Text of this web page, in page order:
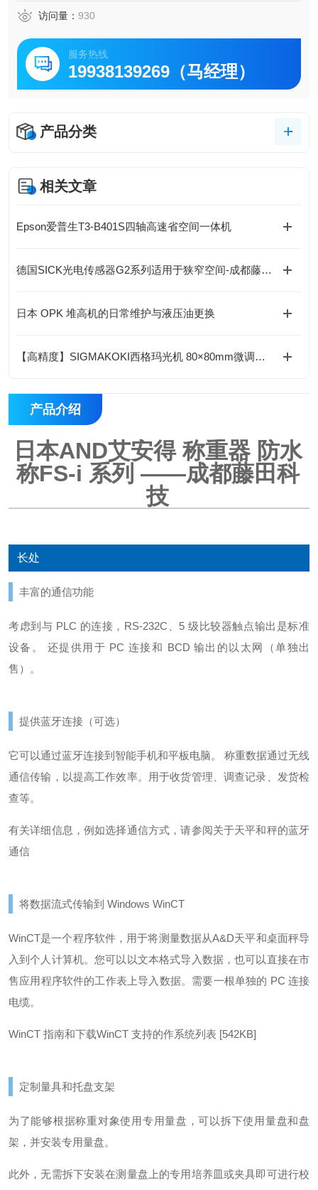
・响应时间约为 1 秒（AD-42
访问量： 930
服务热线
19938139269（马经理）
产品分类
相关文章
Epson爱普生T3-B401S四轴高速省空间一体机
德国SICK光电传感器G2系列适用于狭窄空间-成都藤田科技提供
日本 OPK 堆高机的日常维护与液压油更换
【高精度】SIGMAKOKI西格玛光机 80×80mm微调平台 0.25mm螺杆 六角扳手操作
产品介绍
日本AND艾安得 称重器 防水
称FS-i 系列 ——成都藤田科
技
长处
丰富的通信功能
考虑到与 PLC 的连接，RS-232C、5 级比较器触点输出是标准
设备。 还提供用于 PC 连接和 BCD 输出的以太网（单独出
售）。
提供蓝牙连接（可选）
它可以通过蓝牙连接到智能手机和平板电脑。 称重数据通过无线
通信传输，以提高工作效率。
用于收货管理、调查记录、发货检
查等。
有关详细信息，例如选择通信方式，请参阅关于天平和秤的蓝牙
通信
将数据流式传输到 Windows WinCT
WinCT是一个程序软件，用于将测量数据从A&D天平和桌面秤导
入到个人计算机。您可以以文本格式导入数据，也可以直接在市
售应用程序软件的工作表上导入数据。 需要一根单独的 PC 连接
电缆。
WinCT 指南和下载WinCT 支持的作系统列表 [542KB]
定制量具和托盘支架
为了能够根据称重对象使用专用量盘，可以拆下使用量盘和盘
架，并安装专用量盘。
此外，无需拆下安装在测量盘上的专用培养皿或夹具即可进行校